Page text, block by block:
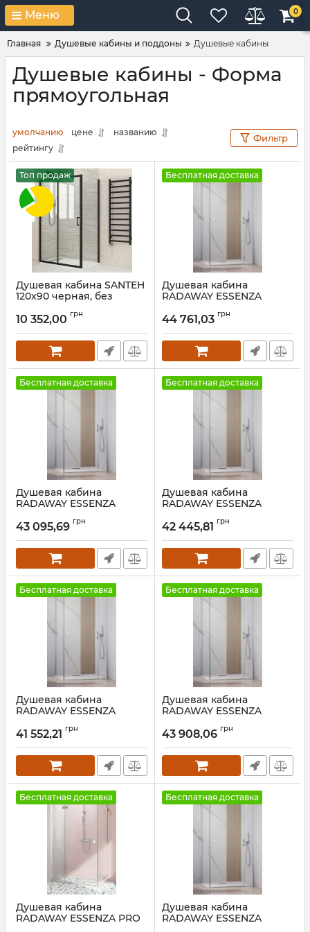
Меню 0
Главная Душевые кабины и поддоны Душевые кабины
Душевые кабины - Форма
прямоугольная
умолчанию цене
названию
рейтингу
Фильтр
Топ продаж
Душевая кабина SANTEH
120x90 черная, без
Артикул:NAVARA59819
10 352,00 грн
Бесплатная доставка
Душевая кабина
RADAWAY ESSENZA
Правая
Артикул:1385044-01-01R+1384053-
01-01
44 761,03 грн
Бесплатная доставка
Душевая кабина
RADAWAY ESSENZA
Правая
Артикул:1385044-01-01R+1384050-
01-01
43 095,69 грн
Бесплатная доставка
Душевая кабина
RADAWAY ESSENZA
Правая
Артикул:1385044-01-01R+1384051-
01-01
42 445,81 грн
Бесплатная доставка
Душевая кабина
RADAWAY ESSENZA
Правая
Артикул:1385044-01-
01R+1384048-01-01
41 552,21 грн
Бесплатная доставка
Душевая кабина
RADAWAY ESSENZA
Артикул:1385043-01-01L+1384053-
43 908,06 грн
Бесплатная доставка
Душевая кабина
RADAWAY ESSENZA PRO
Бесплатная доставка
Душевая кабина
RADAWAY ESSENZA